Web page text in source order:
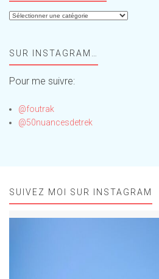
Aide-
!SUR INSTAGRAM…
Pour me suivre:
@foutrak
@50nuancesdetrek
SUIVEZ MOI SUR INSTAGRAM